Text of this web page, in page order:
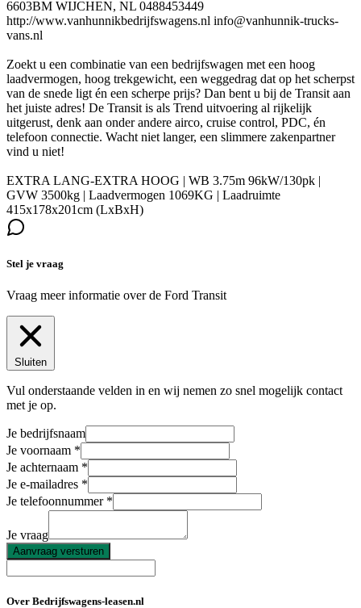
6603BM WIJCHEN, NL 0488453449
http://www.vanhunnikbedrijfswagens.nl info@vanhunnik-trucks-
vans.nl
Zoekt u een combinatie van een bedrijfswagen met een hoog
laadvermogen, hoog trekgewicht, een weggedrag dat op het scherpst
van de snede ligt én een scherpe prijs? Dan bent u bij de Transit aan
het juiste adres! De Transit is als Trend uitvoering al rijkelijk
uitgerust, denk aan onder andere airco, cruise control, PDC, én
telefoon connectie. Wacht niet langer, een slimmere zakenpartner
vind u niet!
EXTRA LANG-EXTRA HOOG | WB 3.75m 96kW/130pk |
GVW 3500kg | Laadvermogen 1069KG | Laadruimte
415x178x201cm (LxBxH)
Stel je vraag
Vraag meer informatie over de Ford Transit
Sluiten
Vul onderstaande velden in en wij nemen zo snel mogelijk contact
met je op.
Je bedrijfsnaam
Je voornaam
Je achternaam
Je e-mailadres
Je telefoonnummer
Je vraag
Aanvraag versturen
Over Bedrijfswagens-leasen.nl